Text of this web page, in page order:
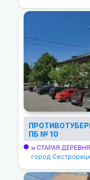
ПБ № 10
м.СТАРАЯ ДЕРЕВНЯ
город